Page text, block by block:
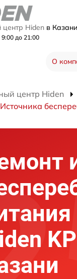
Hiden в Казани
до 21:00
О
центр Hiden